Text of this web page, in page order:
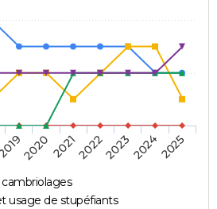
usage de stupéfiants
202020212022202320242025